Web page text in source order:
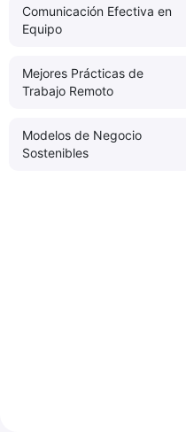
Comunicación Efectiva en
Equipo
Mejores Prácticas de
Trabajo Remoto
Modelos de Negocio
Sostenibles